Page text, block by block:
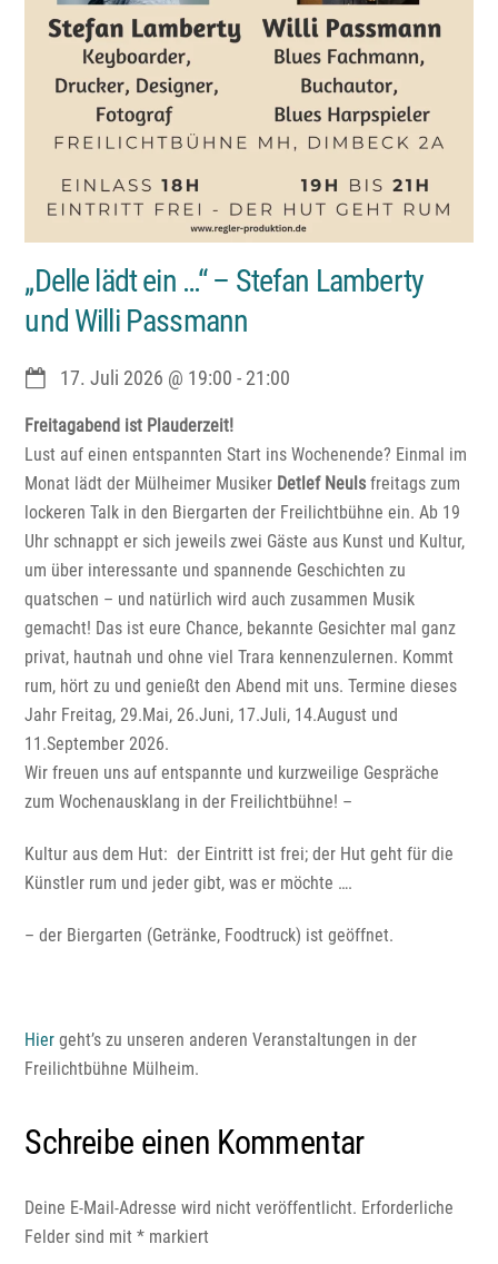
„Delle lädt ein …“ – Stefan Lamberty
und Willi Passmann
17. Juli 2026 @ 19:00 - 21:00
Freitagabend ist Plauderzeit!
Lust auf einen entspannten Start ins Wochenende? Einmal im
Monat lädt der Mülheimer Musiker Detlef Neuls freitags zum
lockeren Talk in den Biergarten der Freilichtbühne ein. Ab 19
Uhr schnappt er sich jeweils zwei Gäste aus Kunst und Kultur,
um über interessante und spannende Geschichten zu
quatschen – und natürlich wird auch zusammen Musik
gemacht! Das ist eure Chance, bekannte Gesichter mal ganz
privat, hautnah und ohne viel Trara kennenzulernen. Kommt
rum, hört zu und genießt den Abend mit uns. Termine dieses
Jahr Freitag, 29.Mai, 26.Juni, 17.Juli, 14.August und
11.September 2026.
Wir freuen uns auf entspannte und kurzweilige Gespräche
zum Wochenausklang in der Freilichtbühne! –
Kultur aus dem Hut: der Eintritt ist frei; der Hut geht für die
Künstler rum und jeder gibt, was er möchte ….
– der Biergarten (Getränke, Foodtruck) ist geöffnet.
Hier geht’s zu unseren anderen Veranstaltungen in der
Freilichtbühne Mülheim.
Schreibe einen Kommentar
Deine E-Mail-Adresse wird nicht veröffentlicht. Erforderliche
Felder sind mit* markiert